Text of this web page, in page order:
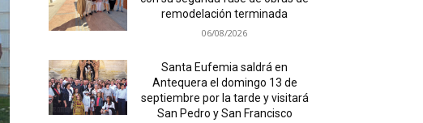
remodelación terminada
06/08/2026
Santa Eufemia saldrá en
Antequera el domingo 13 de
septiembre por la tarde y visitará
San Pedro y San Francisco